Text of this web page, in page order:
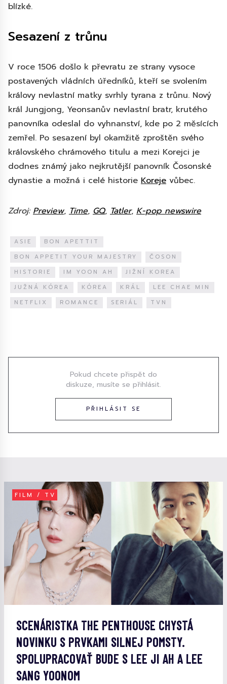
blízké.
Sesazení z trůnu
V roce 1506 došlo k převratu ze strany vysoce
postavených vládních úředníků, kteří se svolením
královy nevlastní matky svrhly tyrana z trůnu. Nový
král Jungjong, Yeonsanův nevlastní bratr, krutého
panovníka odeslal do vyhnanství, kde po 2 měsících
zemřel. Po sesazení byl okamžitě zproštěn svého
královského chrámového titulu a mezi Korejci je
dodnes známý jako nejkrutější panovník Čosonské
dynastie a možná i celé historie Koreje vůbec.
Zdroj: Preview, Time, GQ, Tatler, K-pop newswire
ASIE
BON APETTIT
BON APPETIT YOUR MAJESTRY
ČOSON
HISTORIE
IM YOON AH
JIŽNÍ KOREA
JUŽNÁ KÓREA
KÓREA KRÁL
LEE CHAE MIN
NETFLIX
ROMANCE SERIÁL TVN
Pokud chcete přispět do
diskuze, musíte se přihlásit.
PŘIHLÁSIT SE
FILM / TV
SCENÁRISTKA THE PENTHOUSE CHYSTÁ
NOVINKU S PRVKAMI SILNEJ POMSTY.
SPOLUPRACOVAŤ BUDE S LEE JI AH A LEE
SANG YOONOM